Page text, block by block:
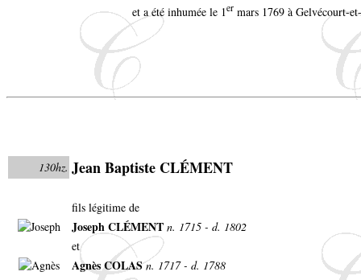
et a été inhumée le 1er mars 1769 à Gelvécourt-
130hz. Jean Baptiste CLÉMENT
fils légitime de
Joseph CLÉMENT n. 1715 - d. 1802
et
Agnès COLASn. 1717 - d. 1788